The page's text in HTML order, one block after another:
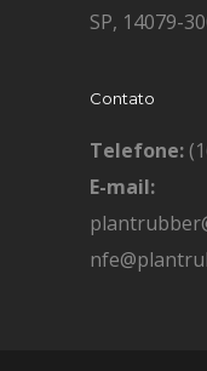
SP, 14079-
Contato
Telefone:
E-mail: